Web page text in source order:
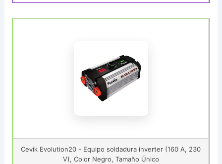
Cevik Evolution20 - Equipo soldadura inverter (160 A, 230
V), Color Negro, Tamaño Único